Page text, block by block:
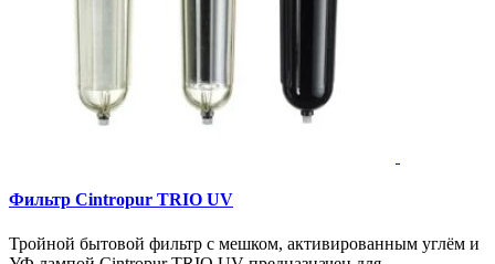
Фильтр Cintropur TRIO UV
Тройной бытовой фильтр с мешком, активированным углём и